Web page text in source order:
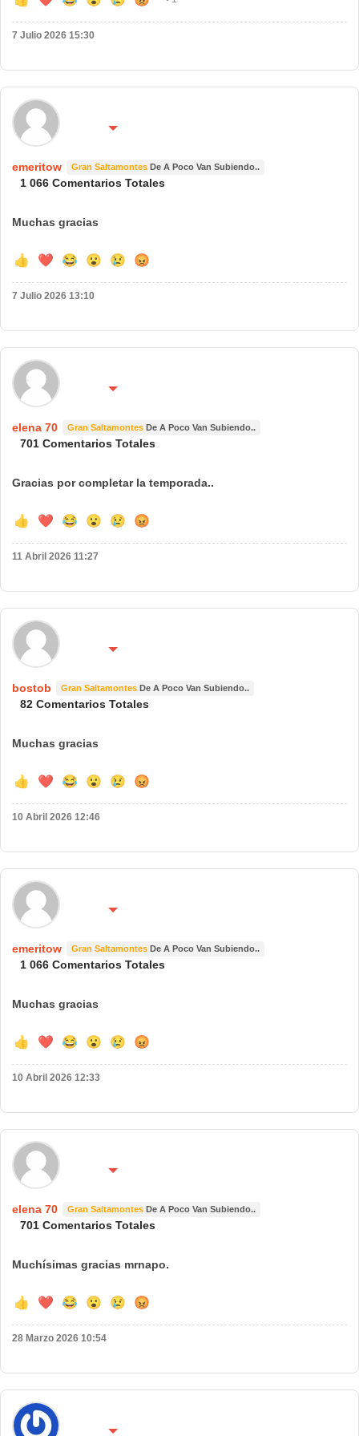
7 Julio 2026 15:30
emeritow Gran Saltamontes De A Poco Van Subiendo..
1 066 Comentarios Totales
Muchas gracias
👍 ❤️ 😂 😮 😢 😡
7 Julio 2026 13:10
elena 70 Gran Saltamontes De A Poco Van Subiendo..
701 Comentarios Totales
Gracias por completar la temporada..
👍 ❤️ 😂 😮 😢 😡
11 Abril 2026 11:27
bostob Gran Saltamontes De A Poco Van Subiendo..
82 Comentarios Totales
Muchas gracias
👍 ❤️ 😂 😮 😢 😡
10 Abril 2026 12:46
emeritow Gran Saltamontes De A Poco Van Subiendo..
1 066 Comentarios Totales
Muchas gracias
👍 ❤️ 😂 😮 😢 😡
10 Abril 2026 12:33
elena 70 Gran Saltamontes De A Poco Van Subiendo..
701 Comentarios Totales
Muchísimas gracias mrnapo.
👍 ❤️ 😂 😮 😢 😡
28 Marzo 2026 10:54